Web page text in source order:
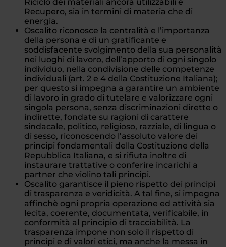
Riciclo dei materiali ancora utilizzabili e
Recupero, sia in termini di materia che di
energia.
Oscalito riconosce la centralità e l’importanza
della persona e di un gratificante e
soddisfacente svolgimento della sua personalità
nei luoghi di lavoro, dell’apporto di ogni singolo
individuo, nella condivisione delle competenze
individuali (art. 2 e 4 della Costituzione Italiana);
per questo si impegna a garantire un ambiente
di lavoro in grado di tutelare e valorizzare ogni
singola persona, senza discriminazioni dirette o
indirette, fondate su ragioni di carattere
sindacale, politico, religioso, razziale, di lingua o
di sesso, riconoscendo l’assoluto valore dei
principi fondamentali della Costituzione della
Repubblica Italiana, e si rifiuta inoltre di
instaurare trattative o conferire incarichi a
partner che violino tali principi.
Oscalito garantisce il pieno rispetto dei principi
di trasparenza e veridicità. A tal fine, si impegna
affinchè ogni propria operazione ed attività sia
lecita, coerente, documentata, verificabile, in
conformità al principio di tracciabilità. La
trasparenza impone non solo il rispetto di
principi e di valori etici, ma anche la messa in